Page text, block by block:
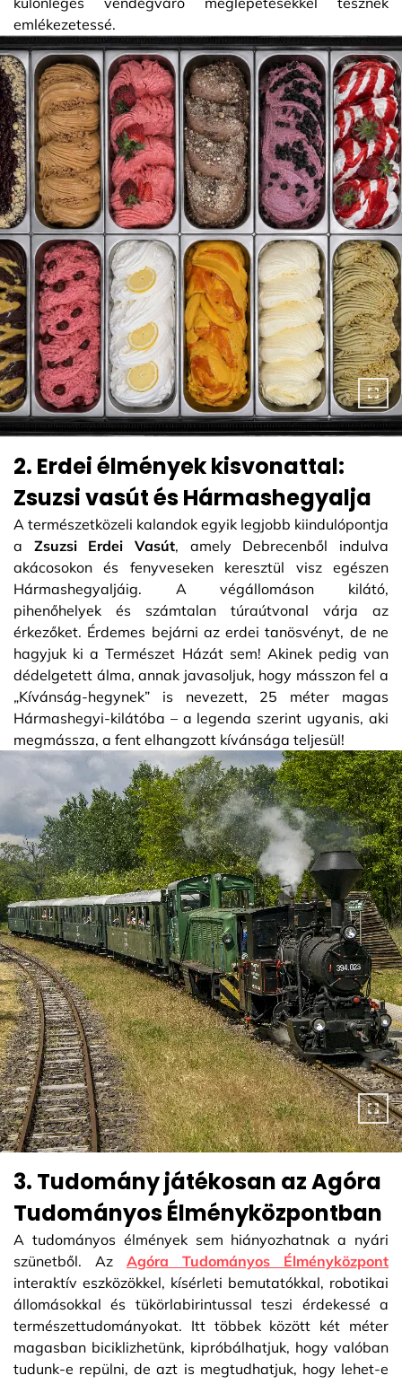
emlékezetessé.
2. Erdei élmények kisvonattal:
Zsuzsi vasút és Hármashegyalja
A természetközeli kalandok egyik legjobb kiindulópontja
a Zsuzsi Erdei Vasút, amely Debrecenből indulva
akácosokon és fenyveseken keresztül visz egészen
Hármashegyaljáig. A végállomáson kilátó,
pihenőhelyek és számtalan túraútvonal várja az
érkezőket. Érdemes bejárni az erdei tanösvényt, de ne
hagyjuk ki a Természet Házát sem! Akinek pedig van
dédelgetett álma, annak javasoljuk, hogy másszon fel a
„Kívánság-hegynek” is nevezett, 25 méter magas
Hármashegyi-kilátóba – a legenda szerint ugyanis, aki
megmássza, a fent elhangzott kívánsága teljesül!
3. Tudomány játékosan az Agóra
Tudományos Élményközpontban
A tudományos élmények sem hiányozhatnak a nyári
szünetből. Az Agóra Tudományos Élményközpont
interaktív eszközökkel, kísérleti bemutatókkal, robotikai
állomásokkal és tükörlabirintussal teszi érdekessé a
természettudományokat. Itt többek között két méter
magasban biciklizhetünk, kipróbálhatjuk, hogy valóban
tudunk-e repülni, de azt is megtudhatjuk, hogy lehet-e